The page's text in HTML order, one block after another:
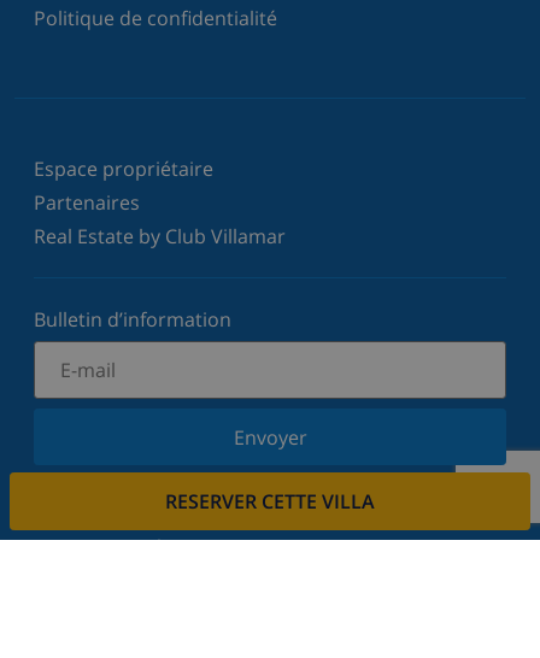
RESERVER CETTE VILLA
Politique de confidentialité
Espace propriétaire
Partenaires
Real Estate by Club Villamar
Bulletin d’information
Envoyer
Inscrivez-vous à notre newsletter et restez informé
votre vie privée.